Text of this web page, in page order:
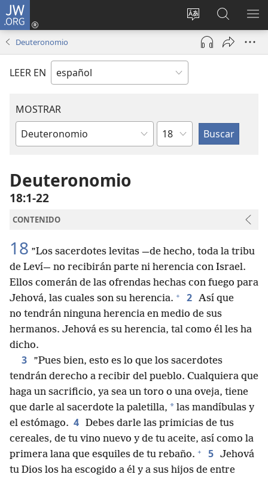
JW.ORG
Cambiar
idioma
del sitio
Iniciar
sesión
(abre
nueva
en
jw.org
Deuteronomio
LEER EN
MOSTRAR
Libro
la
Biblia
Capítulo
Deuteronomio
18:1-22
CONTENIDO
18 ”Los sacerdotes levitas —de hecho, toda la tribu
de Leví— no recibirán parte ni herencia con Israel.
Ellos comerán de las ofrendas hechas con fuego para
Jehová, las cuales son su herencia. + 2 Así que
no tendrán ninguna herencia en medio de sus
hermanos. Jehová es su herencia, tal como él les ha
dicho.
3
”Pues bien, esto es lo que los sacerdotes
tendrán derecho a recibir del pueblo. Cualquiera que
haga un sacrificio, ya sea un toro o una oveja, tiene
que darle al sacerdote la paletilla, * las mandíbulas y
el estómago. 4 Debes darle las primicias de tus
cereales, de tu vino nuevo y de tu aceite, así como la
primera lana que esquiles de tu rebaño. + 5 Jehová
tu Dios los ha escogido a él y a sus hijos de entre